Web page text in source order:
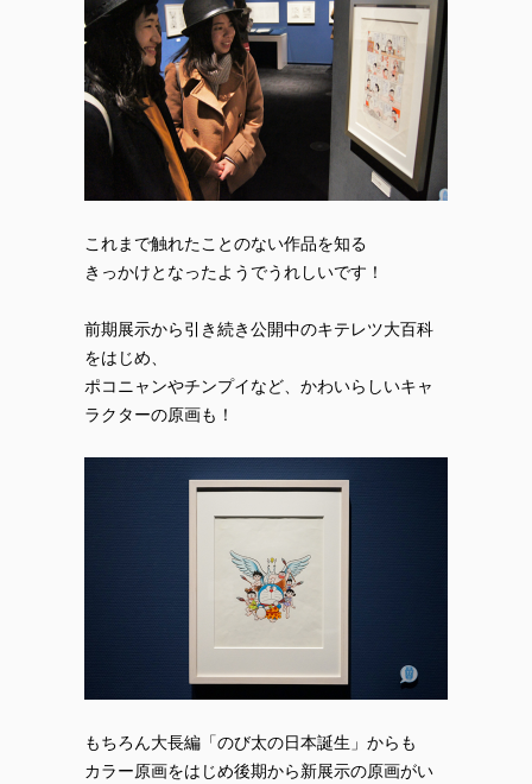
これまで触れたことのない作品を知る
きっかけとなったようでうれしいです！
前期展示から引き続き公開中のキテレツ大百科
をはじめ、
ポコニャンやチンプイなど、かわいらしいキャ
ラクターの原画も！
もちろん大長編「のび太の日本誕生」からも
カラー原画をはじめ後期から新展示の原画がい